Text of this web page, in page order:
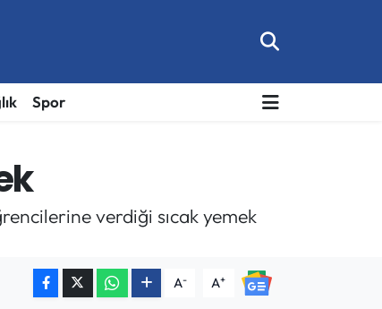
Spor
verdiği sıcak yemek
A- A+